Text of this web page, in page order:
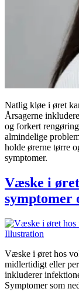
Natlig kløe i øret
Årsagerne
og forkert
almindelige
holde ørerne tørre
symptomer.
Væske i
symptomer
Væske i øret hos
midlertidigt eller
inkluderer
Symptomer som